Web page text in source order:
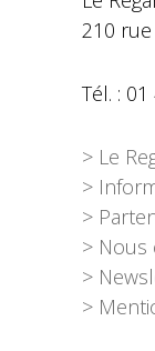
210
Tél. :
> Le
>
>
> Nous
>
>